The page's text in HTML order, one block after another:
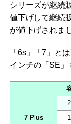
シリーズが継続
値下げして継続
が値下げされま
「6s」「7」と
インチの「SE」
7 Plus